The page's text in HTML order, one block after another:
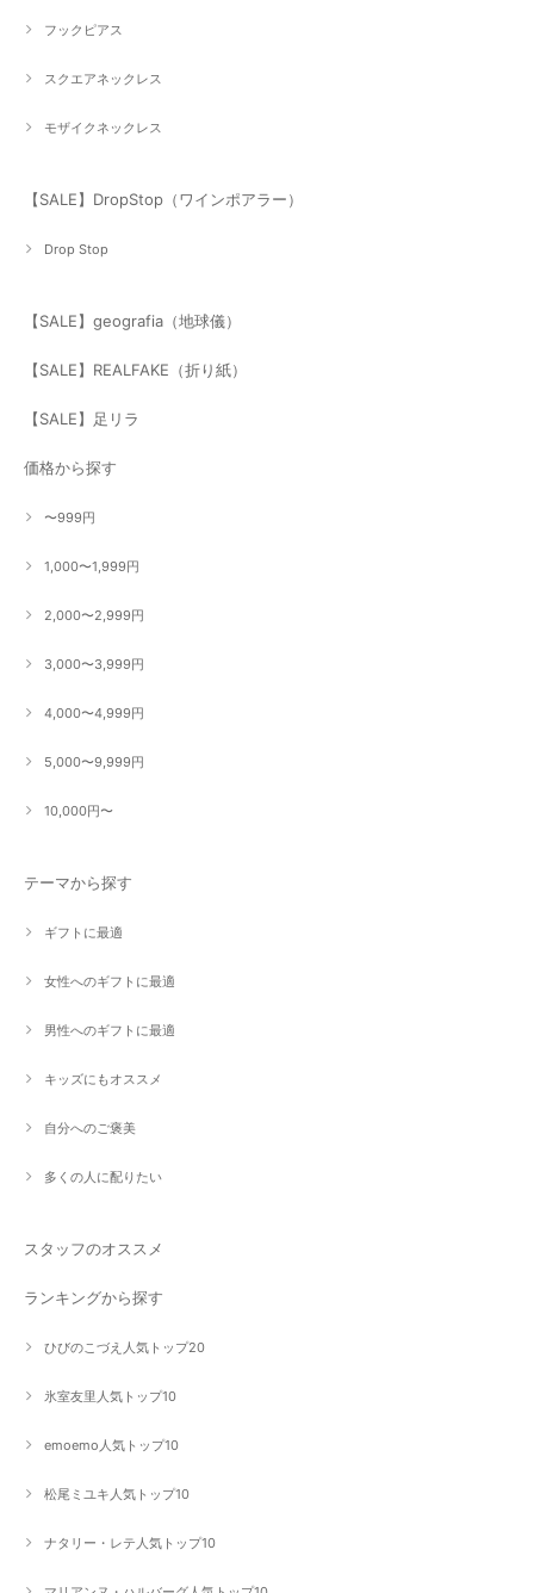
フックピアス
スクエアネックレス
モザイクネックレス
【SALE】DropStop（ワインポアラー）
Drop Stop
【SALE】geografia（地球儀）
【SALE】REALFAKE（折り紙）
【SALE】足リラ
価格から探す
〜999円
1,000〜1,999円
2,000〜2,999円
3,000〜3,999円
4,000〜4,999円
5,000〜9,999円
10,000円〜
テーマから探す
ギフトに最適
女性へのギフトに最適
男性へのギフトに最適
キッズにもオススメ
自分へのご褒美
多くの人に配りたい
スタッフのオススメ
ランキングから探す
ひびのこづえ人気トップ20
氷室友里人気トップ10
emoemo人気トップ10
松尾ミユキ人気トップ10
ナタリー・レテ人気トップ10